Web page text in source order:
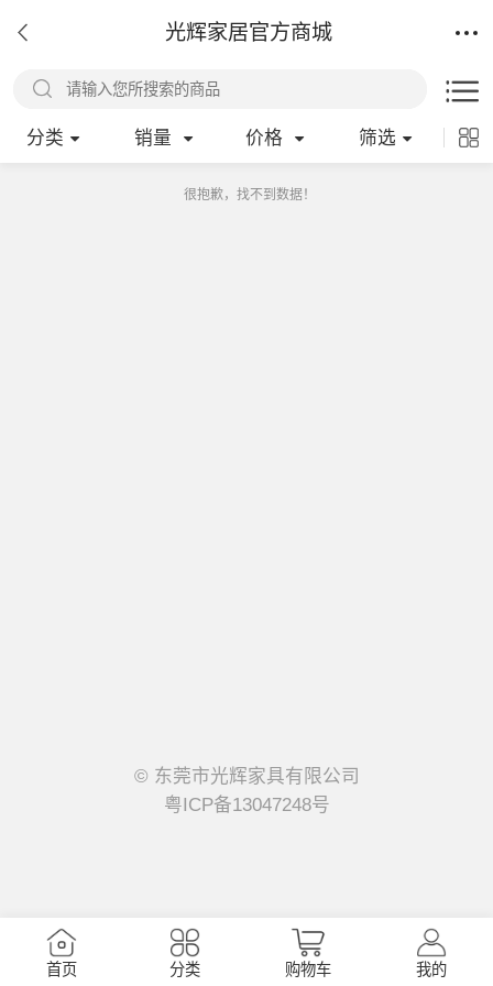
光辉家居官方商城
分类 销量 价格 筛选
很抱歉，找不到数据！
© 东莞市光辉家具有限公司
粤ICP备13047248号
首页 分类 购物车 我的